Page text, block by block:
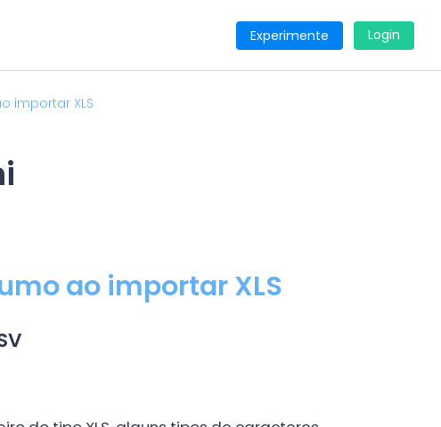
Experimente Login
importar XLS
ao importar XLS